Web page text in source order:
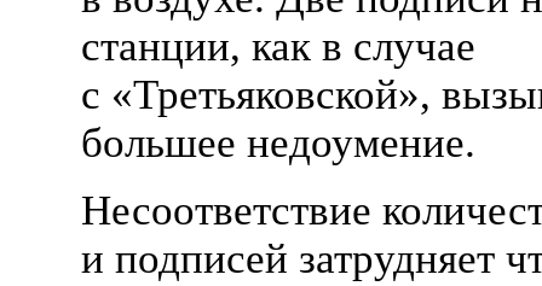
станции, как в случае
с «Третьяковской»,
большее недоумение.
Несоответствие
и подписей затрудняет